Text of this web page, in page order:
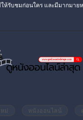
ห้รับชมก่อนใคร และมีมากมายห
ม่ หนังออนไลน์